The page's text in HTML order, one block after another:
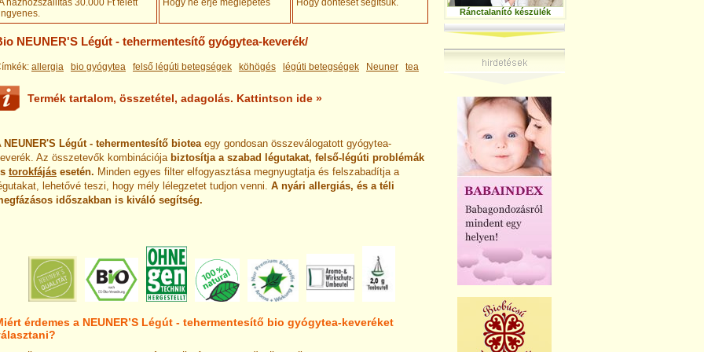
házhozszállítás 30.000 Ft felett
.
Hogy ne érje meglepetés
Hogy döntését segítsük.
NEUNER'S Légút - tehermentesítő gyógytea-keverék/
allergia bio gyógytea felső légúti betegségek köhögés légúti betegségek Neuner tea
Termék tartalom, összetétel, adagolás. Kattintson ide »
NEUNER'S Légút - tehermentesítő biotea egy gondosan összeválogatott gyógytea-
Az összetevők kombinációja biztosítja a szabad légutakat, felső-légúti problémák
torokfájás esetén. Minden egyes filter elfogyasztása megnyugtatja és felszabadítja a
lehetővé teszi, hogy mély lélegzetet tudjon venni. A nyári allergiás, és a téli
időszakban is kiváló segítség.
érdemes a NEUNER’S Légút - tehermentesítő bio gyógytea-keveréket
Ránctalanító készülék